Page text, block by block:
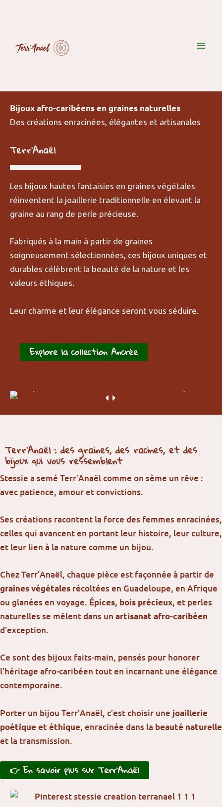
Bijoux afro-caribéens en graines naturelles
Des créations enracinées, élégantes et artisanales
Terr'Anaël
Les bijoux hautes fantaisies en graines végétales
réinventent la joaillerie traditionnelle en élevant la
graine au rang de perle précieuse.
Fabriqués à la main à partir de graines
soigneusement sélectionnées, ces bijoux uniques et
durables célèbrent la beauté de la nature et les
valeurs éthiques.
Leur charme et leur élégance seront vous séduire.
Explore la collection Ancrée
After Before
Terr’Anaël : des graines, des racines, et des
bijoux qui vous ressemblent
Stessie a semé Terr’Anaël comme on sème un rêve :
avec patience, amour et convictions.
Ses créations racontent la force des femmes enracinées,
celles qui avancent en portant leur histoire, leur culture,
et leur lien à la nature comme un bijou.
Chez Terr’Anaël, chaque pièce est façonnée à partir de
graines végétales récoltées en Guadeloupe, en Afrique
ou glanées en voyage. Épices, bois précieux, et perles
naturelles se mêlent dans un artisanat afro-caribéen
d’exception.
Ce sont des bijoux faits-main, pensés pour honorer
l’héritage afro-caribéen tout en incarnant une élégance
contemporaine.
Porter un bijou Terr’Anaël, c’est choisir une joaillerie
poétique et éthique, enracinée dans la beauté naturelle
et la transmission.
👉 En savoir plus sur Terr’Anaël